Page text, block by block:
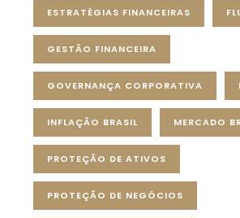
ESTRATÉGIAS FINANCEIRAS
GESTÃO FINANCEIRA
GOVERNANÇA CORPORATIVA
INFLAÇÃO BRASIL MERCADO
PROTEÇÃO DE ATIVOS
PROTEÇÃO DE NEGÓCIOS